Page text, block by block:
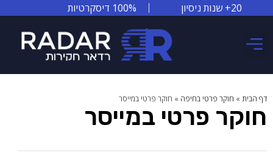
20+ שנות ניסיון 100% דיסקרטיות
דף הבית » חוקר פרטי בחיפה » חוקר פרטי במייסר
חוקר פרטי במייסר